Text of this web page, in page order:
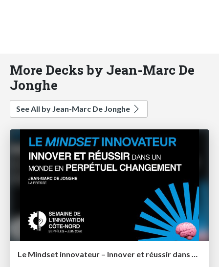
More Decks by Jean-Marc De
Jonghe
See All by Jean-Marc De Jonghe
Le Mindset innovateur – Innover et réussir dans un monde en perpétuel changement – Semaine de l'innovation Côte-Nord 2026